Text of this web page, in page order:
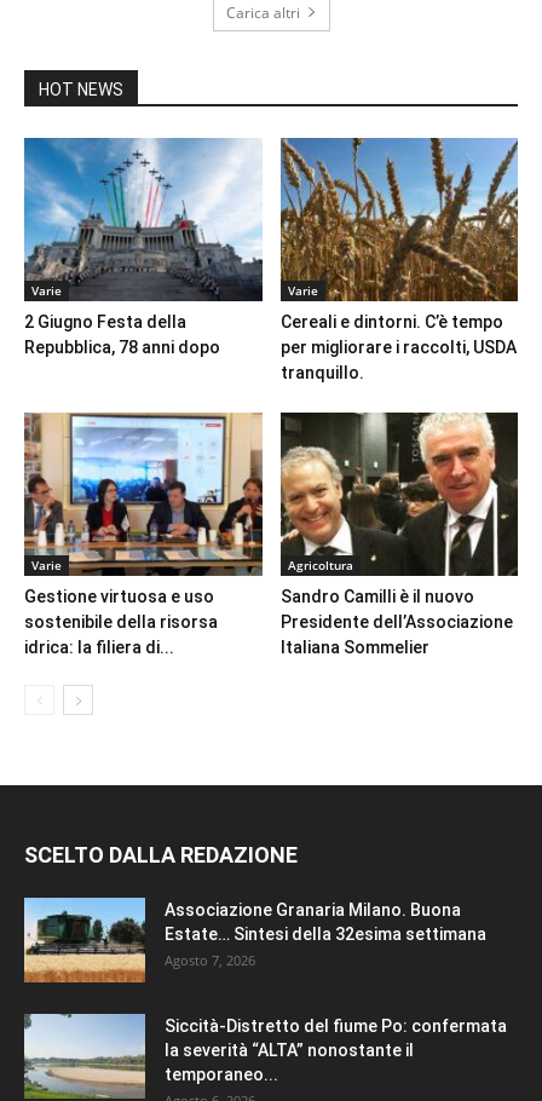
Carica altri
HOT NEWS
Varie
2 Giugno Festa della
Repubblica, 78 anni dopo
Varie
Cereali e dintorni. C’è tempo
per migliorare i raccolti, USDA
tranquillo.
Varie
Gestione virtuosa e uso
sostenibile della risorsa
idrica: la filiera di...
Agricoltura
Sandro Camilli è il nuovo
Presidente dell’Associazione
Italiana Sommelier
SCELTO DALLA REDAZIONE
Associazione Granaria Milano. Buona
Estate… Sintesi della 32esima settimana
Agosto 7, 2026
Siccità-Distretto del fiume Po: confermata
la severità “ALTA” nonostante il
temporaneo...